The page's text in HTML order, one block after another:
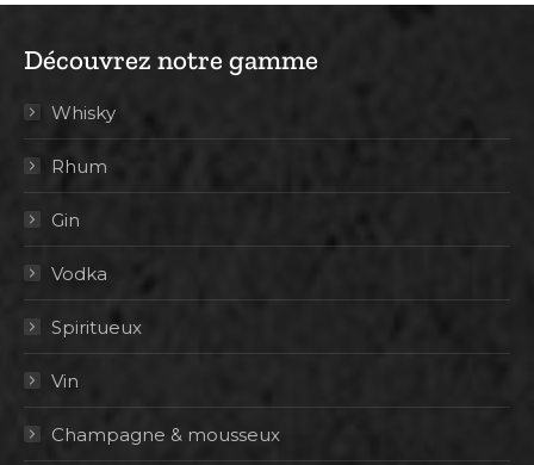
Découvrez notre gamme
Whisky
Rhum
Gin
Vodka
Spiritueux
Vin
Champagne & mousseux